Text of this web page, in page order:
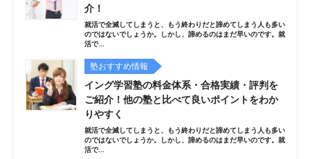
介！
就活で全滅してしまうと、もう終わりだと諦めてしまう人も多い
のではないでしょうか。しかし、諦めるのはまだ早いのです。就
活で...
塾おすすめ情報
イング学習塾の料金体系・合格実績・評判を
ご紹介！他の塾と比べて良いポイントをわか
りやすく
就活で全滅してしまうと、もう終わりだと諦めてしまう人も多い
のではないでしょうか。しかし、諦めるのはまだ早いのです。就
活で...